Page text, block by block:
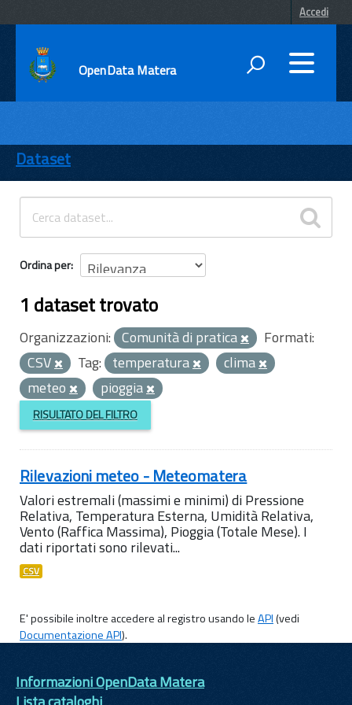
Accedi
OpenData Matera
ENTI
TEMI
INFORMAZIONI
Dataset
Ordina per
1 dataset trovato
Organizzazioni: Comunità di pratica
Formati:
CSV
Tag: temperatura
clima
meteo
pioggia
RISULTATO DEL FILTRO
Rilevazioni meteo - Meteomatera
Valori estremali (massimi e minimi) di Pressione
Relativa, Temperatura Esterna, Umidità Relativa,
Vento (Raffica Massima), Pioggia (Totale Mese). I
dati riportati sono rilevati...
CSV
E' possibile inoltre accedere al registro usando leAPI(vedi
Documentazione API).
Informazioni OpenData Matera